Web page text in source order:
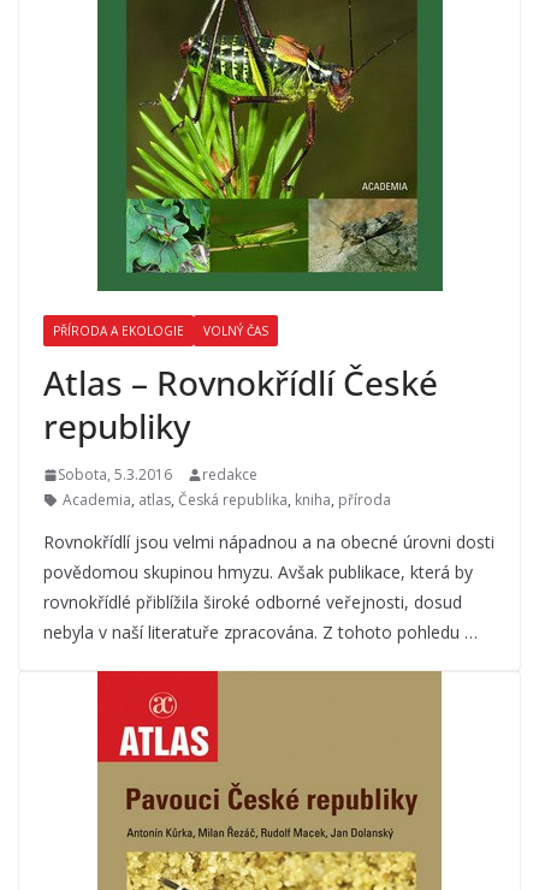
PŘÍRODA A EKOLOGIE VOLNÝ ČAS
Atlas – Rovnokřídlí České
republiky
Sobota, 5.3.2016
redakce
Academia, atlas, Česká republika, kniha, příroda
Rovnokřídlí jsou velmi nápadnou a na obecné úrovni dosti
povědomou skupinou hmyzu. Avšak publikace, která by
rovnokřídlé přiblížila široké odborné veřejnosti, dosud
nebyla v naší literatuře zpracována. Z tohoto pohledu …